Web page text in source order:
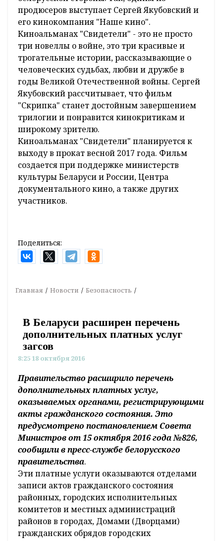
продюсеров выступает Сергей Якубовский и
его кинокомпания "Наше кино".
Киноальманах "Свидетели" - это не просто
три новеллы о войне, это три красивые и
трогательные истории, рассказывающие о
человеческих судьбах, любви и дружбе в
годы Великой Отечественной войны. Сергей
Якубовский рассчитывает, что фильм
"Скрипка" станет достойным завершением
трилогии и понравится кинокритикам и
широкому зрителю.
Киноальманах "Свидетели" планируется к
выходу в прокат весной 2017 года. Фильм
создается при поддержке министерств
культуры Беларуси и России, Центра
документального кино, а также других
участников.
Поделиться:
Главная Новости Безопасность
В Беларуси расширен перечень
дополнительных платных услуг
загсов
8:25 18 октября 2016
Правительство расширило перечень
дополнительных платных услуг,